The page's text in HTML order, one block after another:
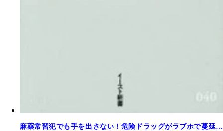
麻薬常習犯でも手を出さない！危険ドラッグがラブホで蔓延…